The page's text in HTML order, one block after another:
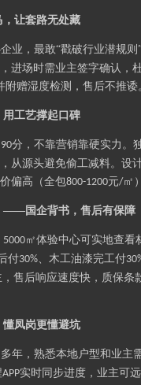
让套路无处藏
业，最敢“戳破行业潜规
进场时需业主签字确认
附赠湿度检测，售后不推诿
工艺撑起口碑
分，不靠营销靠硬实力。
从源头避免偷工减料。设
偏高（全包800-1200元/㎡
——国企背书，售后有保障
5000㎡体验中心可实地查看
付30%、木工油漆完工付
售后响应速度快，质保
凤岗更懂避坑
年，熟悉本地户型和业主
APP实时同步进度，业主可